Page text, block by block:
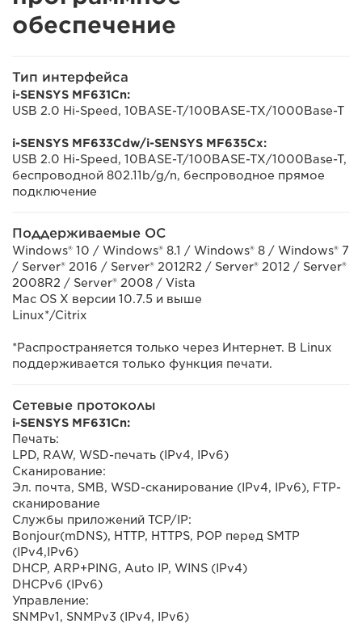
обеспечение
Тип интерфейса
i-SENSYS MF631Cn:
USB 2.0 Hi-Speed, 10BASE-T/100BASE-TX/1000Base-T
i-SENSYS MF633Cdw/i-SENSYS MF635Cx:
USB 2.0 Hi-Speed, 10BASE-T/100BASE-TX/1000Base-T,
беспроводной 802.11b/g/n, беспроводное прямое
подключение
Поддерживаемые ОС
Windows® 10 / Windows® 8.1 / Windows® 8 / Windows® 7
/ Server® 2016 / Server® 2012R2 / Server® 2012 / Server®
2008R2 / Server® 2008 / Vista
Mac OS X версии 10.7.5 и выше
Linux*/Citrix
*Распространяется только через Интернет. В Linux
поддерживается только функция печати.
Сетевые протоколы
i-SENSYS MF631Cn:
Печать:
LPD, RAW, WSD-печать (IPv4, IPv6)
Сканирование:
Эл. почта, SMB, WSD-сканирование (IPv4, IPv6), FTP-
сканирование
Службы приложений TCP/IP:
Bonjour(mDNS), HTTP, HTTPS, POP перед SMTP
(IPv4,IPv6)
DHCP, ARP+PING, Auto IP, WINS (IPv4)
DHCPv6 (IPv6)
Управление:
SNMPv1, SNMPv3 (IPv4, IPv6)